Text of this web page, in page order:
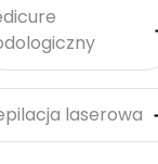
laserowa